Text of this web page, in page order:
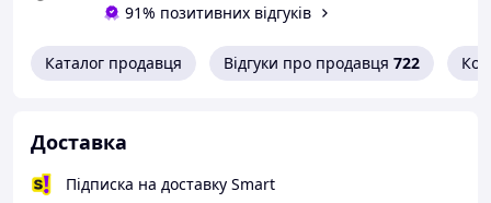
91% позитивних відгуків
Каталог продавця Відгуки про продавця 722
Доставка
Підписка на доставку Smart